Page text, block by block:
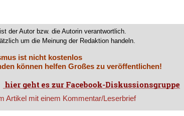
der Autor bzw. die Autorin verantwortlich.
um die Meinung der Redaktion handeln.
ist nicht kostenlos
können helfen Großes zu veröffentlichen!